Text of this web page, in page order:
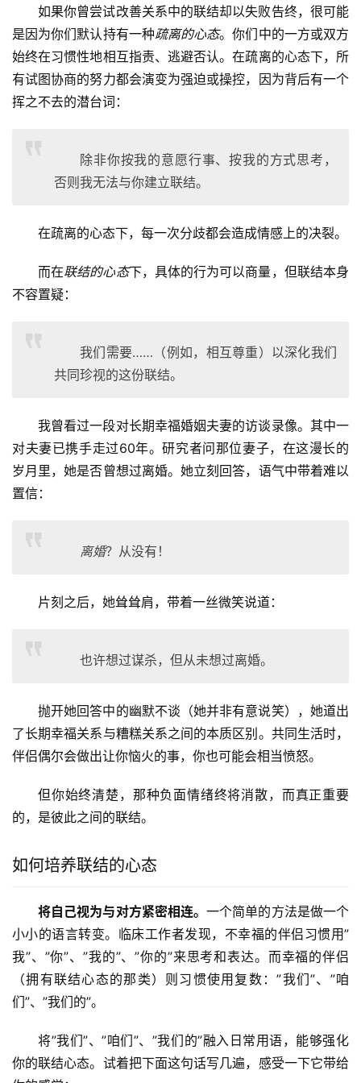
如果你曾尝试改善关系中的联结却以失败告终，很可能
是因为你们默认持有一种疏离的心态。你们中的一方或双方
始终在习惯性地相互指责、逃避否认。在疏离的心态下，所
有试图协商的努力都会演变为强迫或操控，因为背后有一个
挥之不去的潜台词：
除非你按我的意愿行事、按我的方式思考，
否则我无法与你建立联结。
在疏离的心态下，每一次分歧都会造成情感上的决裂。
而在联结的心态下，具体的行为可以商量，但联结本身
不容置疑：
我们需要……（例如，相互尊重）以深化我们
共同珍视的这份联结。
我曾看过一段对长期幸福婚姻夫妻的访谈录像。其中一
对夫妻已携手走过60年。研究者问那位妻子，在这漫长的
岁月里，她是否曾想过离婚。她立刻回答，语气中带着难以
置信：
离婚？从没有！
片刻之后，她耸耸肩，带着一丝微笑说道：
也许想过谋杀，但从未想过离婚。
抛开她回答中的幽默不谈（她并非有意说笑），她道出
了长期幸福关系与糟糕关系之间的本质区别。共同生活时，
伴侣偶尔会做出让你恼火的事，你也可能会相当愤怒。
但你始终清楚，那种负面情绪终将消散，而真正重要
的，是彼此之间的联结。
如何培养联结的心态
将自己视为与对方紧密相连。一个简单的方法是做一个
小小的语言转变。临床工作者发现，不幸福的伴侣习惯用”
我”、”你”、”我的”、”你的”来思考和表达。而幸福的伴侣
（拥有联结心态的那类）则习惯使用复数：”我们”、”咱
们”、”我们的”。
将”我们”、”咱们”、”我们的”融入日常用语，能够强化
你的联结心态。试着把下面这句话写几遍，感受一下它带给